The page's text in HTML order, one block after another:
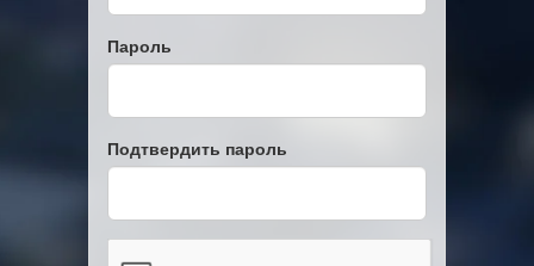
Пароль
Подтвердить пароль